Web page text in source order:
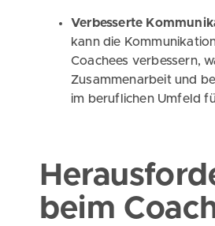
Verbesserte
kann die
Coachees verbessern,
Zusammenarbeit und
im beruflichen Umfeld
beim